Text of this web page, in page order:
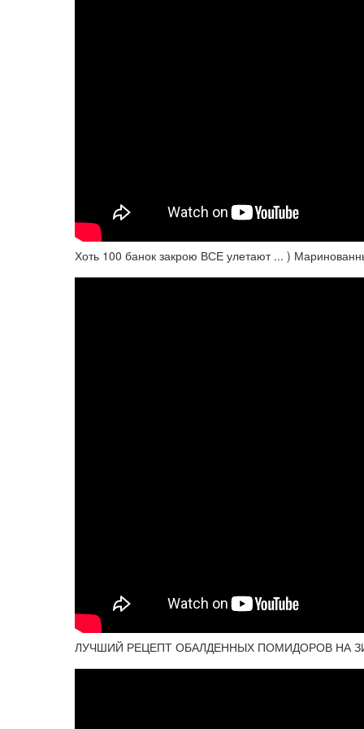
Хоть 100 банок закрою ВСЕ улетают ... )
ЛУЧШИЙ РЕЦЕПТ ОБАЛДЕННЫХ ПОМИДОРОВ НА